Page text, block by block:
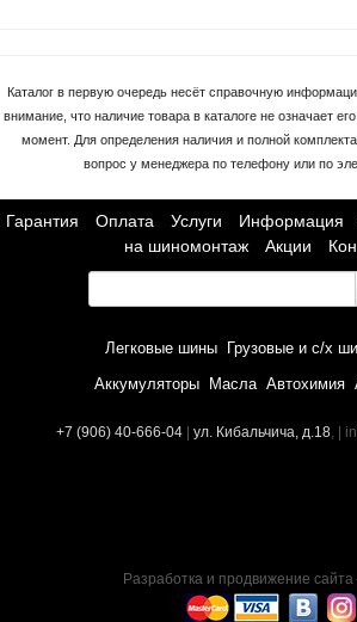
Каталог в первую очередь несёт справочную
внимание, что наличие товара в каталоге не означает
момент. Для определения наличия и полной
вопрос у менеджера по телефону или по
Гарантия Оплата Услуги Информация
на шиномонтаж
Акции
Легковые шины Грузовые и с/х
Аккумуляторы Масла Автохимия
+7 (906) 40-666-04 | ул. Кибальчича, д.18, |
Разработка и продвижение